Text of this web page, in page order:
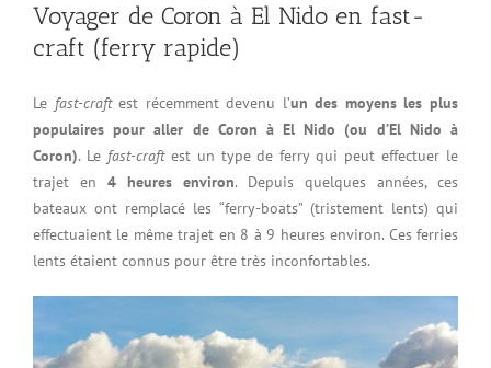
Voyager de Coron à El Nido en fast-
craft (ferry rapide)
Le fast-craftest récemment devenu l’un des moyens les plus
populaires pour aller de Coron à El Nido (ou d’El Nido à
Coron). Le fast-craftest un type de ferry qui peut effectuer le
trajet en 4 heures environ. Depuis quelques années, ces
bateaux ont remplacé les “ferry-boats” (tristement lents) qui
effectuaient le même trajet en 8 à 9 heures environ. Ces ferries
lents étaient connus pour être très inconfortables.